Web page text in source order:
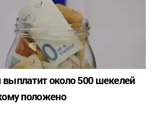
около 500 шекелей
положено